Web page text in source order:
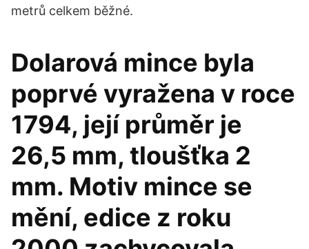
metrů celkem běžné.
Dolarová mince byla
poprvé vyražena v roce
1794, její průměr je
26,5 mm, tloušťka 2
mm. Motiv mince se
mění, edice z roku